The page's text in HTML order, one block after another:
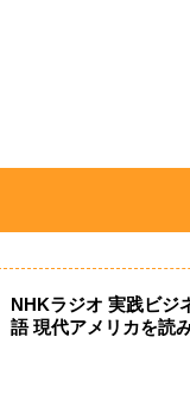
NHKラジオ 実践ビジ
語 現代アメリカを読